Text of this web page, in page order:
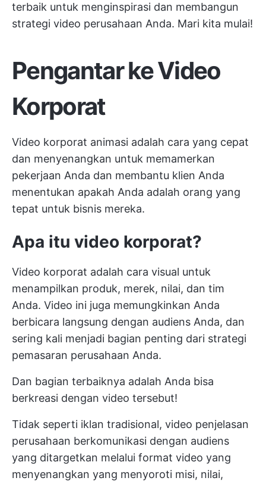
terbaik untuk menginspirasi dan membangun
strategi video perusahaan Anda. Mari kita mulai!
Pengantar ke Video
Korporat
Video korporat animasi adalah cara yang cepat
dan menyenangkan untuk memamerkan
pekerjaan Anda dan membantu klien Anda
menentukan apakah Anda adalah orang yang
tepat untuk bisnis mereka.
Apa itu video korporat?
Video korporat adalah cara visual untuk
menampilkan produk, merek, nilai, dan tim
Anda. Video ini juga memungkinkan Anda
berbicara langsung dengan audiens Anda, dan
sering kali menjadi bagian penting dari strategi
pemasaran perusahaan Anda.
Dan bagian terbaiknya adalah Anda bisa
berkreasi dengan video tersebut!
Tidak seperti iklan tradisional, video penjelasan
perusahaan berkomunikasi dengan audiens
yang ditargetkan melalui format video yang
menyenangkan yang menyoroti misi, nilai,